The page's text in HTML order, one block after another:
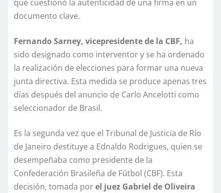
que cuestionó la autenticidad de una firma en un
documento clave.
Fernando Sarney, vicepresidente de la CBF, ha
sido designado como interventor y se ha ordenado
la realización de elecciones para formar una nueva
junta directiva. Esta medida se produce apenas tres
días después del anuncio de Carlo Ancelotti como
seleccionador de Brasil.
Es la segunda vez que el Tribunal de Justicia de Río
de Janeiro destituye a Ednaldo Rodrigues, quien se
desempeñaba como presidente de la
Confederación Brasileña de Fútbol (CBF). Esta
decisión, tomada porel juez Gabriel de Oliveira